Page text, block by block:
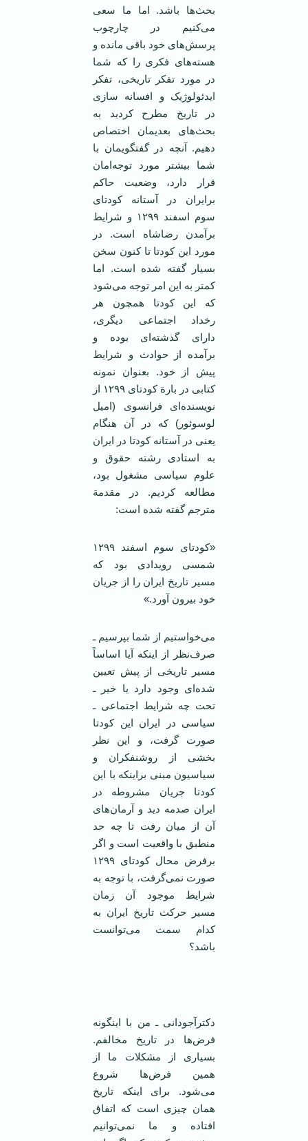
بحث‌ها باشد. اما ما سعی
می‌کنیم در چارچوب
پرسش‌های خود باقی مانده و
هسته‌های فکری را که شما
در مورد تفکر تاریخی، تفکر
ایدئولوژیک و افسانه سازی
در تاریخ مطرح کردید به
بحث‌های بعدیمان اختصاص
دهیم. آنچه در گفتگویمان با
شما بیشتر مورد توجه‌امان
قرار دارد، وضعیت حاکم
برایران در آستانه کودتای
سوم اسفند ۱۲۹۹ و شرایط
برآمدن رضاشاه است. در
مورد این کودتا تا کنون سخن
بسیار گفته شده است. اما
کمتر به این امر توجه می‌شود
که این کودتا همچون هر
رخداد اجتماعی دیگری،
دارای گذشته‌ای بوده و
برآمده از حوادث و شرایط
پیش از خود. بعنوان نمونه
کتابی در بارة کودتای ۱۲۹۹ از
نویسنده‌ای فرانسوی (امیل
لوسوئور) که در آن هنگام
یعنی در آستانه کودتا در ایران
به استادی رشته حقوق و
علوم سیاسی مشغول بود،
مطالعه کردیم. در مقدمة‌
مترجم گفته شده است:
«کودتای سوم اسفند ۱۲۹۹
شمسی رویدادی بود که
مسیر تاریخ ایران را از جریان
خود بیرون آورد.»
می‌خواستیم از شما بپرسیم ـ
صرف‌نظر از اینکه آیا اساساً
مسیر تاریخی از پیش تعیین
شده‌ای وجود دارد یا خیر ـ
تحت چه شرایط اجتماعی ـ
سیاسی در ایران این کودتا
صورت گرفت، و این نظر
بخشی از روشنفکران و
سیاسیون مبنی براینکه با این
کودتا جریان مشروطه در
ایران صدمه دید و آرمان‌های
آن از میان رفت تا چه حد
منطبق با واقعیت است و اگر
برفرض محال کودتای ۱۲۹۹
صورت نمی‌گرفت، با توجه به
شرایط موجود آن زمان
مسیر حرکت تاریخ ایران به
کدام سمت می‌توانست
باشد؟
دکترآجودانی ـ من با اینگونه
فرض‌ها در تاریخ مخالفم.
بسیاری از مشکلات ما از
همین فرض‌ها شروع
می‌شود. برای اینکه تاریخ‌‌
همان چیزی است که اتفاق
افتاده و ما نمی‌توانیم